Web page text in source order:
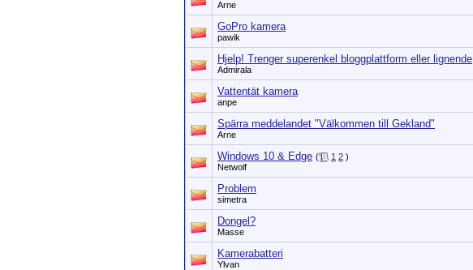
Arne
GoPro kamera
pawik
Hjelp! Trenger superenkel bloggplattform eller lignende
Admirala
Vattentät kamera
anpe
Spärra meddelandet "Välkommen till Gekland"
Arne
Windows 10 & Edge ( 1 2 )
Netwolf
Problem
simetra
Dongel?
Masse
Kamerabatteri
Ylvan